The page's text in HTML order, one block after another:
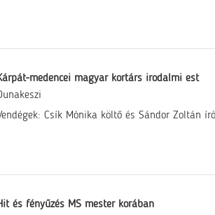
medencei magyar kortárs irodalmi est
Csík Mónika költő és Sándor Zoltán
és fényűzés MS mester korában